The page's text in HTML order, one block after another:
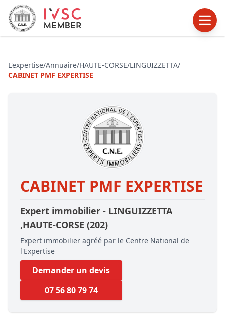
L'expertise/Annuaire/HAUTE-CORSE/LINGUIZZETTA/
CABINET PMF EXPERTISE
CABINET PMF EXPERTISE
Expert immobilier - LINGUIZZETTA
,HAUTE-CORSE (202)
Expert immobilier agréé par le Centre National de
l'Expertise
Demander un devis
07 56 80 79 74